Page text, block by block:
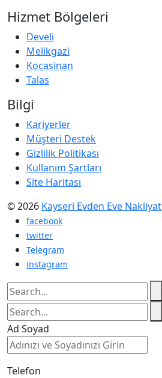
Hizmet Bölgeleri
Develi
Melikgazi
Kocasinan
Talas
Bilgi
Kariyerler
Müşteri Destek
Gizlilik Politikası
Kullanım Şartları
Site Haritası
© 2026 Kayseri Evden Eve Nakliyat
facebook
twitter
Telegram
instagram
Ad Soyad
Telefon